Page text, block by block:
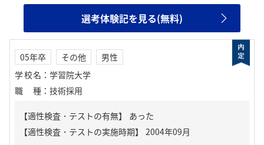
選考体験記を見る(無料)
05年卒 その他
男性
学校名 ： 学習院大学
職種 ： 技術採用
【適性検査・テストの有無】 あった